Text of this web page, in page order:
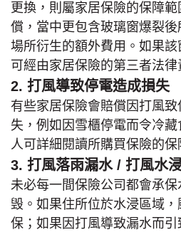
更換，則屬家居保險的保障
償，當中更包含玻璃窗爆裂
場所衍生的額外費用。如果該
可經由家居保險的第三者法律
2. 打風導致停電造成損失
有些家居保險會賠償因打風
失，例如因雪櫃停電而令冷
人可詳細閱讀所購買保險的保
3. 打風落雨漏水 / 打風水
未必每一間保險公司都會承
毁。如果住所位於水浸區域
保；如果因打風導致漏水而